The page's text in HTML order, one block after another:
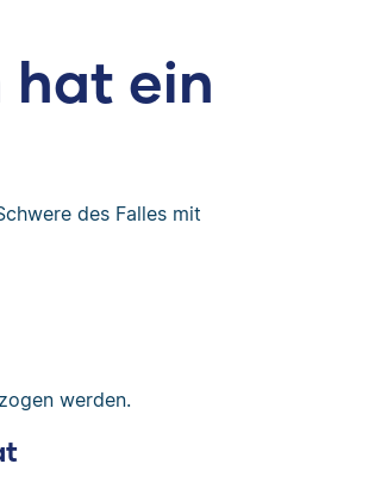
hat ein
des Falles mit
werden.